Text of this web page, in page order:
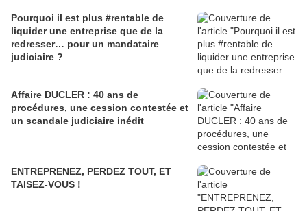
Pourquoi il est plus #rentable de
liquider une entreprise que de la
redresser… pour un mandataire
judiciaire ?
Affaire DUCLER : 40 ans de
procédures, une cession contestée et
un scandale judiciaire inédit
ENTREPRENEZ, PERDEZ TOUT, ET
TAISEZ-VOUS !